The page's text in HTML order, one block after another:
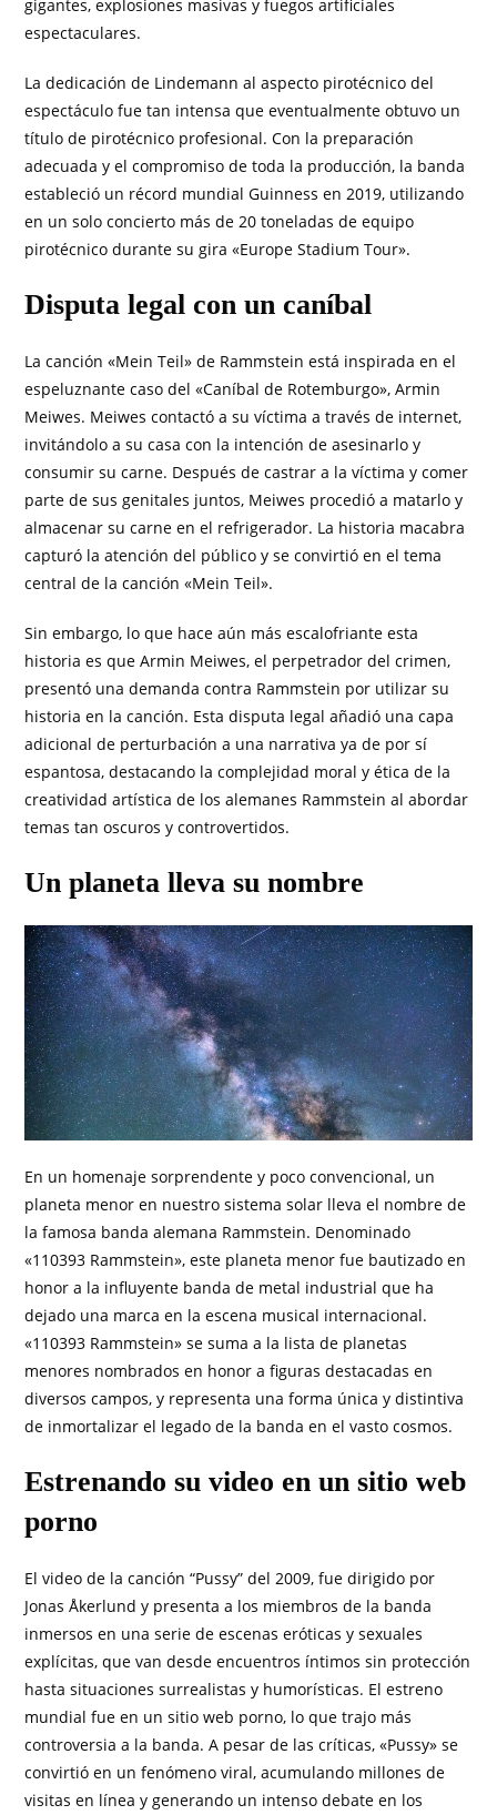
gigantes, explosiones masivas y fuegos artificiales
espectaculares.
La dedicación de Lindemann al aspecto pirotécnico del
espectáculo fue tan intensa que eventualmente obtuvo un
título de pirotécnico profesional. Con la preparación
adecuada y el compromiso de toda la producción, la banda
estableció un récord mundial Guinness en 2019, utilizando
en un solo concierto más de 20 toneladas de equipo
pirotécnico durante su gira «Europe Stadium Tour».
Disputa legal con un caníbal
La canción «Mein Teil» de Rammstein está inspirada en el
espeluznante caso del «Caníbal de Rotemburgo», Armin
Meiwes. Meiwes contactó a su víctima a través de internet,
invitándolo a su casa con la intención de asesinarlo y
consumir su carne. Después de castrar a la víctima y comer
parte de sus genitales juntos, Meiwes procedió a matarlo y
almacenar su carne en el refrigerador. La historia macabra
capturó la atención del público y se convirtió en el tema
central de la canción «Mein Teil».
Sin embargo, lo que hace aún más escalofriante esta
historia es que Armin Meiwes, el perpetrador del crimen,
presentó una demanda contra Rammstein por utilizar su
historia en la canción. Esta disputa legal añadió una capa
adicional de perturbación a una narrativa ya de por sí
espantosa, destacando la complejidad moral y ética de la
creatividad artística de los alemanes Rammstein al abordar
temas tan oscuros y controvertidos.
Un planeta lleva su nombre
En un homenaje sorprendente y poco convencional, un
planeta menor en nuestro sistema solar lleva el nombre de
la famosa banda alemana Rammstein. Denominado
«110393 Rammstein», este planeta menor fue bautizado en
honor a la influyente banda de metal industrial que ha
dejado una marca en la escena musical internacional.
«110393 Rammstein» se suma a la lista de planetas
menores nombrados en honor a figuras destacadas en
diversos campos, y representa una forma única y distintiva
de inmortalizar el legado de la banda en el vasto cosmos.
Estrenando su video en un sitio web
porno
El video de la canción “Pussy” del 2009, fue dirigido por
Jonas Åkerlund y presenta a los miembros de la banda
inmersos en una serie de escenas eróticas y sexuales
explícitas, que van desde encuentros íntimos sin protección
hasta situaciones surrealistas y humorísticas. El estreno
mundial fue en un sitio web porno, lo que trajo más
controversia a la banda. A pesar de las críticas, «Pussy» se
convirtió en un fenómeno viral, acumulando millones de
visitas en línea y generando un intenso debate en los